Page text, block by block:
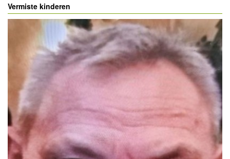
Vermiste kinderen